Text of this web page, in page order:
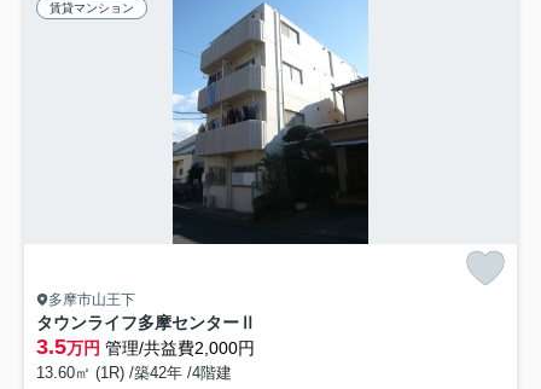
賃貸マンション
多摩市山王下
タウンライフ多摩センターⅡ
3.5万円 管理/共益費2,000円
13.60㎡ (1R) /築42年 /4階建